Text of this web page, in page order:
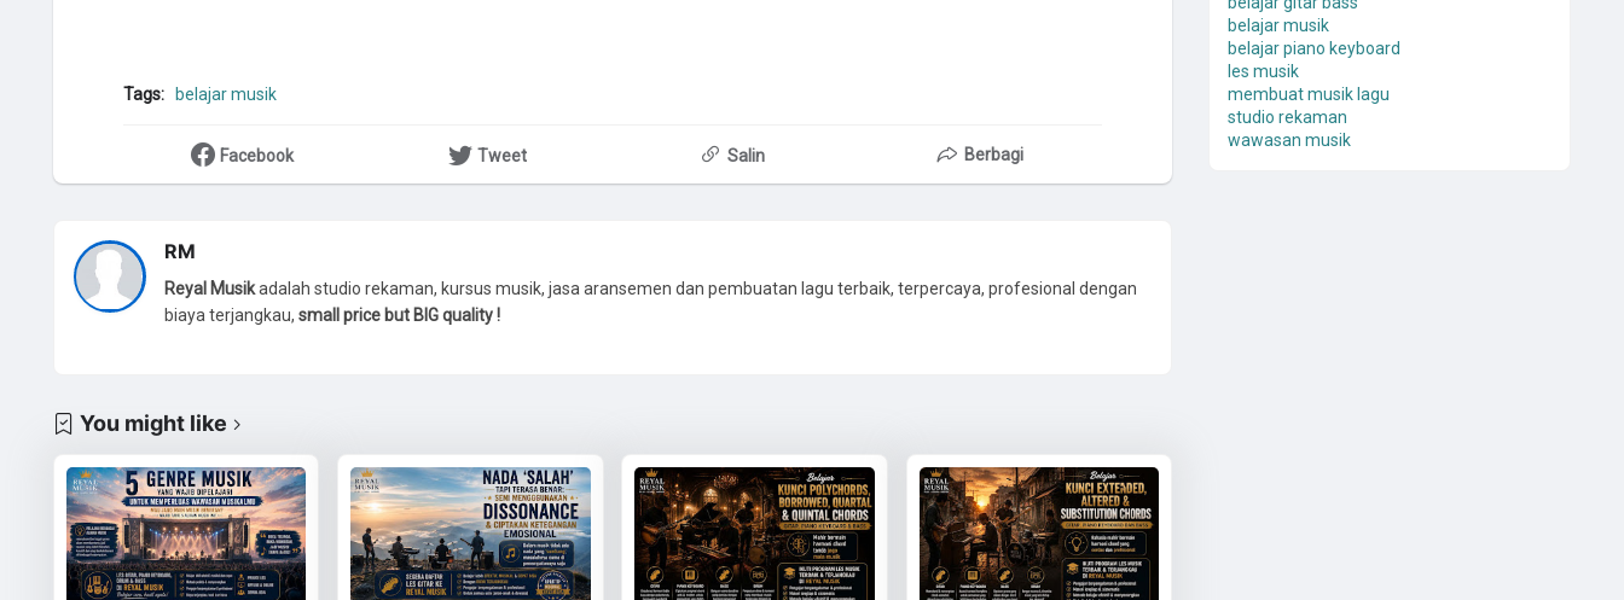
Tags: belajar musik
Facebook Tweet Salin Berbagi
RM
Reyal Musikadalah studio rekaman, kursus musik, jasa aransemen dan pembuatan lagu terbaik, terpercaya, profesional dengan
biaya terjangkau, small price but BIG quality !
You might like
belajar musik
belajar piano keyboard
les musik
membuat musik lagu
studio rekaman
wawasan musik